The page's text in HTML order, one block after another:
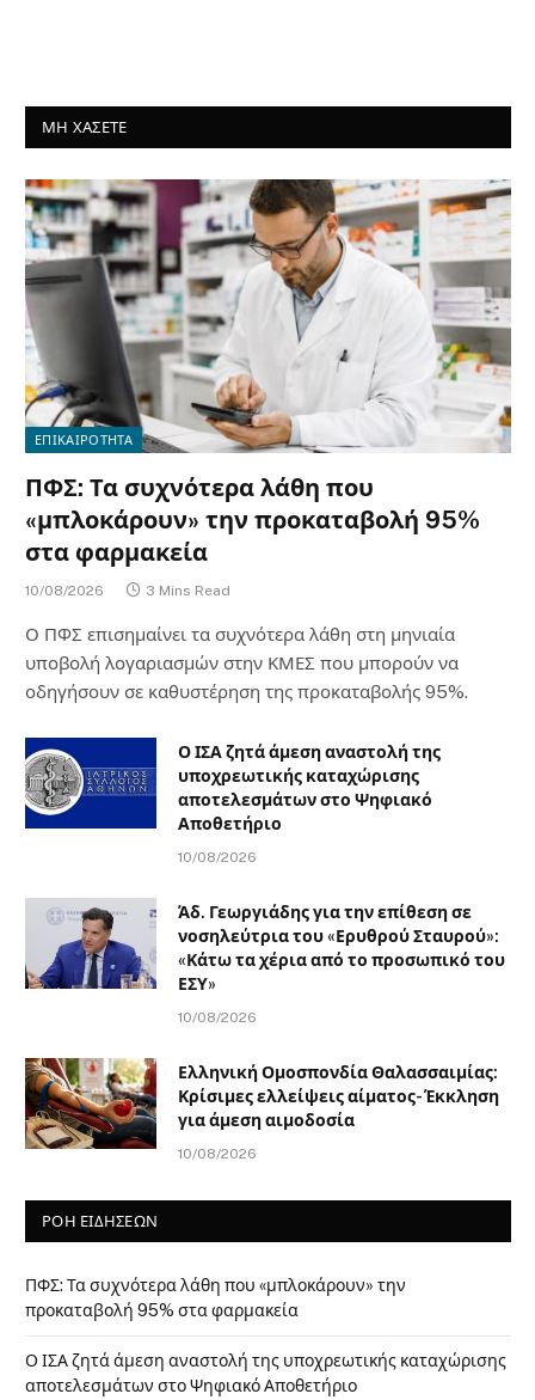
ΜΗ ΧΑΣΕΤΕ
ΕΠΙΚΑΙΡΟΤΗΤΑ
ΠΦΣ: Τα συχνότερα λάθη που
«μπλοκάρουν» την προκαταβολή 95%
στα φαρμακεία
10/08/2026 3 Mins Read
Ο ΠΦΣ επισημαίνει τα συχνότερα λάθη στη μηνιαία
υποβολή λογαριασμών στην ΚΜΕΣ που μπορούν να
οδηγήσουν σε καθυστέρηση της προκαταβολής 95%.
Ο ΙΣΑ ζητά άμεση αναστολή της
υποχρεωτικής καταχώρισης
αποτελεσμάτων στο Ψηφιακό
Αποθετήριο
10/08/2026
Άδ. Γεωργιάδης για την επίθεση σε
νοσηλεύτρια του «Ερυθρού Σταυρού»:
«Κάτω τα χέρια από το προσωπικό του
ΕΣΥ»
10/08/2026
Ελληνική Ομοσπονδία Θαλασσαιμίας:
Κρίσιμες ελλείψεις αίματος- Έκκληση
για άμεση αιμοδοσία
10/08/2026
ΡΟΗ ΕΙΔΗΣΕΩΝ
ΠΦΣ: Τα συχνότερα λάθη που «μπλοκάρουν» την
προκαταβολή 95% στα φαρμακεία
Ο ΙΣΑ ζητά άμεση αναστολή της υποχρεωτικής καταχώρισης
αποτελεσμάτων στο Ψηφιακό Αποθετήριο